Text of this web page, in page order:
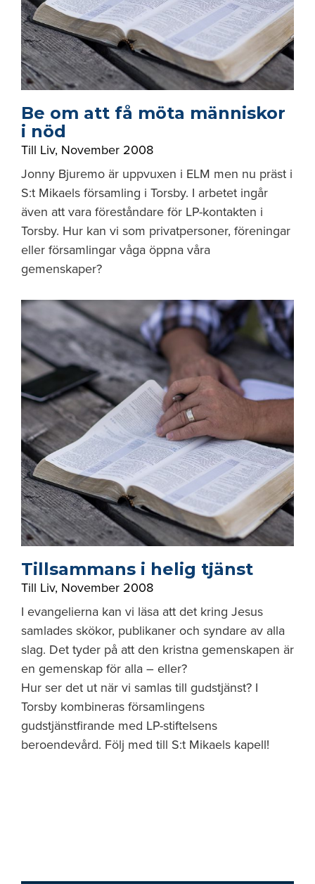
Be om att få möta människor
i nöd
Till Liv, November 2008
Jonny Bjuremo är uppvuxen i ELM men nu präst i
S:t Mikaels församling i Torsby. I arbetet ingår
även att vara föreståndare för LP-kontakten i
Torsby. Hur kan vi som privatpersoner, föreningar
eller församlingar våga öppna våra
gemenskaper?
Tillsammans i helig tjänst
Till Liv, November 2008
I evangelierna kan vi läsa att det kring Jesus
samlades skökor, publikaner och syndare av alla
slag. Det tyder på att den kristna gemenskapen är
en gemenskap för alla – eller?
Hur ser det ut när vi samlas till gudstjänst? I
Torsby kombineras församlingens
gudstjänstfirande med LP-stiftelsens
beroendevård. Följ med till S:t Mikaels kapell!